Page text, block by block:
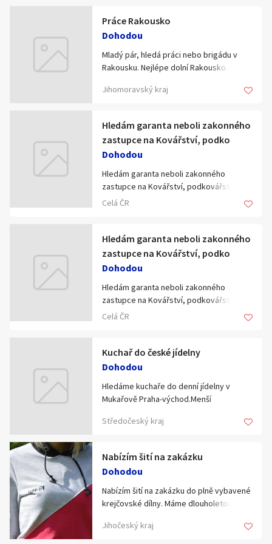
Zájemcům zašlu katalog a informace.
Každé 3 týdny vychází NOVÝ KATALOG s
akčním zbožím
povinné objednávky;-)
rodině, sousedkám, kolegyním v práci, u
kadeřnice, zkrátka všude kde vás
napadne (i na internetu)… každý si tam
Práce Rakousko
Dohodou
Mladý pár, hledá práci nebo brigádu v
Rakousku. Nejlépe dolní Rakousko.
Jihomoravský kraj
Hledám garanta neboli zakonného
zastupce na Kovářství, podko
Dohodou
Hledám garanta neboli zakonného
zastupce na Kovářství, podkovářství.
Ročně mohu dát odměnu v ceně od
Více na tel.:721 037 125 nebo 720 53 53 08
Celá ČR
Hledám garanta neboli zakonného
zastupce na Kovářství, podko
Dohodou
Hledám garanta neboli zakonného
zastupce na Kovářství, podkovářství.
Ročně mohu dát odměnu v ceně od
Více na tel.:721 037 125 nebo 720 53 53 08
Celá ČR
Kuchař do české jídelny
Dohodou
Hledáme kuchaře do denní jídelny v
Mukařově Praha-východ.Menší
svátky zavřeno.Možný nástup cca
doprava.
Středočeský kraj
Nabízím šití na zakázku
Dohodou
Nabízím šití na zakázku do plně vybavené
krejčovské dílny. Máme dlouholetou praxi
výrobou. Nabízíme své zkušenosti s
Jihočeský kraj